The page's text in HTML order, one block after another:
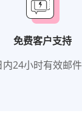
免费客户支持
24小时有效邮件